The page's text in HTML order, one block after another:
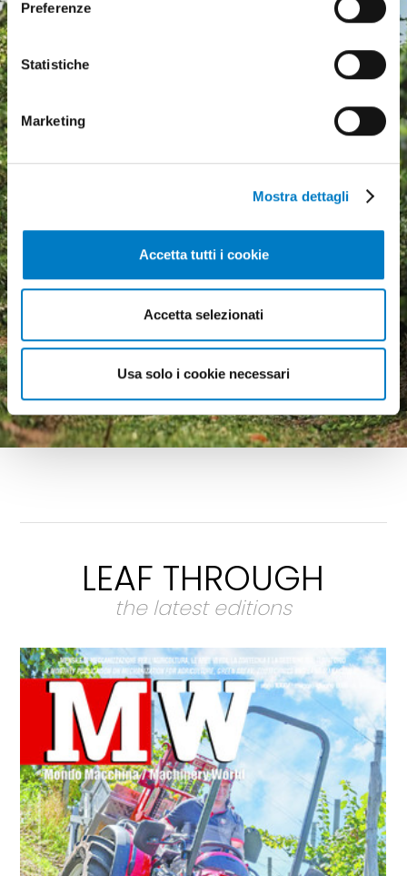
Preferenze
Statistiche
Marketing
Mostra dettagli
Accetta tutti i cookie
Accetta selezionati
Usa solo i cookie necessari
Agricultural machinery, a
growing market but
economic uncertainty
weighs heavily
LEAF THROUGH
the latest editions